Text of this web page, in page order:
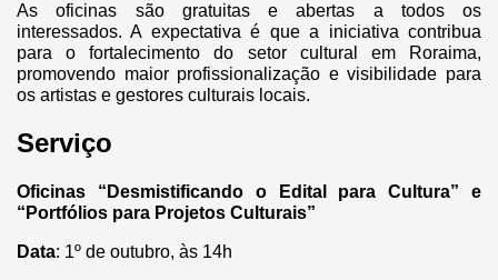
As oficinas são gratuitas e abertas a todos os
interessados. A expectativa é que a iniciativa contribua
para o fortalecimento do setor cultural em Roraima,
promovendo maior profissionalização e visibilidade para
os artistas e gestores culturais locais.
Serviço
Oficinas “Desmistificando o Edital para Cultura” e
“Portfólios para Projetos Culturais”
Data: 1º de outubro, às 14h